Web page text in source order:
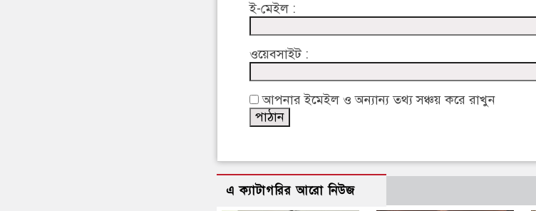
ই-মেইল :
ওয়েবসাইট :
আপনার ইমেইল ও অন্যান্য তথ্য সঞ্চয় করে রাখুন
এ ক্যাটাগরির আরো নিউজ